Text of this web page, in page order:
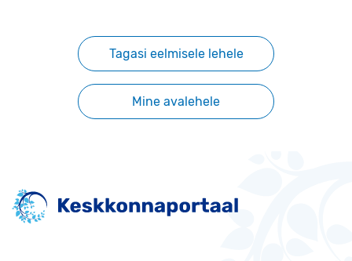
Tagasi eelmisele lehele
Mine avalehele